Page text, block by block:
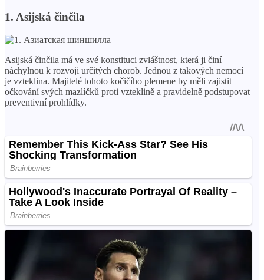
1. Asijská činčila
Asijská činčila má ve své konstituci zvláštnost, která ji činí
náchylnou k rozvoji určitých chorob. Jednou z takových nemocí
je vzteklina. Majitelé tohoto kočičího plemene by měli zajistit
očkování svých mazlíčků proti vzteklině a pravidelně podstupovat
preventivní prohlídky.